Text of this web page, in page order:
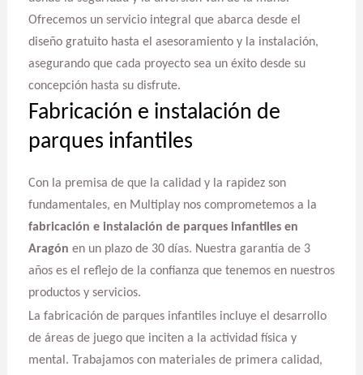
Ofrecemos un servicio integral que abarca desde el
diseño gratuito hasta el asesoramiento y la instalación,
asegurando que cada proyecto sea un éxito desde su
concepción hasta su disfrute.
Fabricación e instalación de
parques infantiles
Con la premisa de que la calidad y la rapidez son
fundamentales, en Multiplay nos comprometemos a la
fabricación e instalación de parques infantiles en
Aragón en un plazo de 30 días. Nuestra garantía de 3
años es el reflejo de la confianza que tenemos en nuestros
productos y servicios.
La fabricación de parques infantiles incluye el desarrollo
de áreas de juego que inciten a la actividad física y
mental. Trabajamos con materiales de primera calidad,